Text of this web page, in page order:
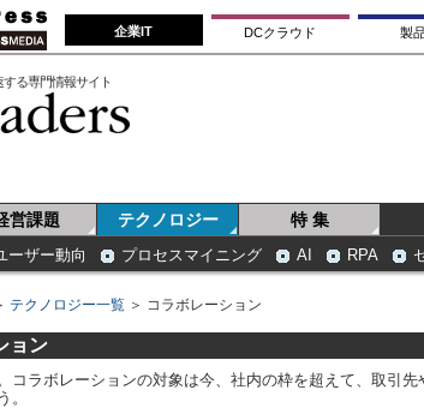
企業IT DCクラウド 製
る専門情報サイト
営課題 テクノロジー 特 集
ーザー動向 プロセスマイニング AI RPA
テクノロジー一覧 ＞ コラボレーション
ョン
コラボレーションの対象は今、社内の枠を超えて、取引先
。